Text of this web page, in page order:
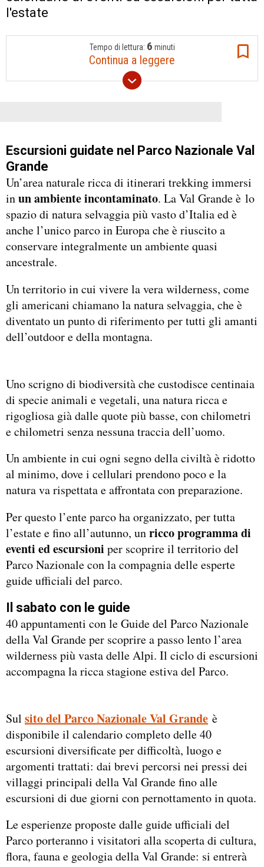
l'estate
Tempo di lettura: 6 minuti
Continua a leggere
Escursioni guidate nel Parco Nazionale Val
Grande
Un’area naturale ricca di itinerari trekking immersi
inun ambiente incontaminato. La Val Grande è lo
spazio di natura selvaggia più vasto d’Italia ed è
anche l’unico parco in Europa che è riuscito a
conservare integralmente un ambiente quasi
ancestrale.
Un territorio in cui vivere la vera wilderness, come
gli americani chiamano la natura selvaggia, che è
diventato un punto di riferimento per tutti gli amanti
dell’outdoor e della montagna.
Uno scrigno di biodiversità che custodisce centinaia
di specie animali e vegetali, una natura ricca e
rigogliosa già dalle quote più basse, con chilometri
e chilometri senza nessuna traccia dell’uomo.
Un ambiente in cui ogni segno della civiltà è ridotto
al minimo, dove i cellulari prendono poco e la
natura va rispettata e affrontata con preparazione.
Per questo l’ente parco ha organizzato, per tutta
l’estate e fino all’autunno, unricco programma di
eventi ed escursioni per scoprire il territorio del
Parco Nazionale con la compagnia delle esperte
guide ufficiali del parco.
Il sabato con le guide
40 appuntamenti con le Guide del Parco Nazionale
della Val Grande per scoprire a passo lento l’area
wilderness più vasta delle Alpi. Il ciclo di escursioni
accompagna la ricca stagione estiva del Parco.
Sul sito del Parco Nazionale Val Grande è
disponibile il calendario completo delle 40
escursioni diversificate per difficoltà, luogo e
argomenti trattati: dai brevi percorsi nei pressi dei
villaggi principali della Val Grande fino alle
escursioni di due giorni con pernottamento in quota.
Le esperienze proposte dalle guide ufficiali del
Parco porteranno i visitatori alla scoperta di cultura,
flora, fauna e geologia della Val Grande: si entrerà